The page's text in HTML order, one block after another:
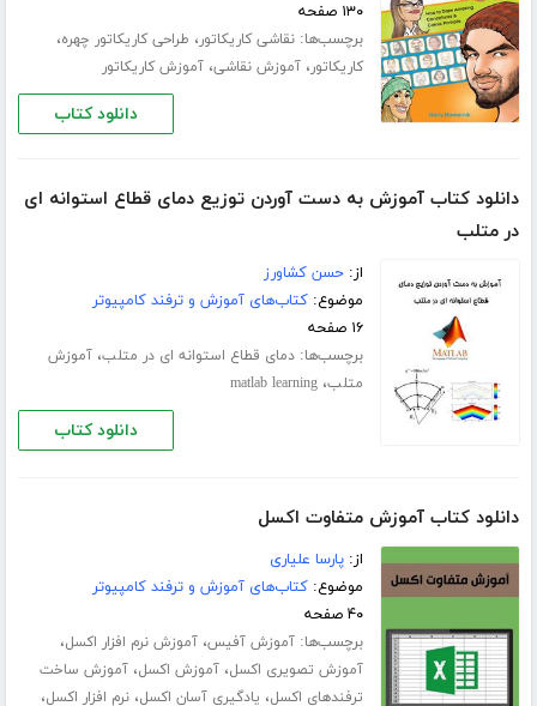
۱۳۰ صفحه
برچسب‌ها:نقاشی کاریکاتور، طراحی کاریکاتور چهره،
کاریکاتور،آموزش نقاشی،آموزش کاریکاتور
دانلود کتاب
دانلود کتاب آموزش به دست آوردن توزیع دمای قطاع استوانه ای
در متلب
از:حسن کشاورز
موضوع:کتاب‌های آموزش و ترفند کامپیوتر
۱۶ صفحه
برچسب‌ها:دمای قطاع استوانه ای در متلب،آموزش
متلب،matlab learning
دانلود کتاب
دانلود کتاب آموزش متفاوت اکسل
از:پارسا علیاری
موضوع:کتاب‌های آموزش و ترفند کامپیوتر
۴۰ صفحه
برچسب‌ها:آموزش آفیس،آموزش نرم افزار اکسل،
آموزش تصویری اکسل،آموزش اکسل،آموزش ساخت
ترفندهای اکسل، یادگیری آسان اکسل،نرم افزار اکسل،